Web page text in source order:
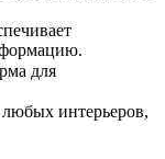
для
интерьеров,